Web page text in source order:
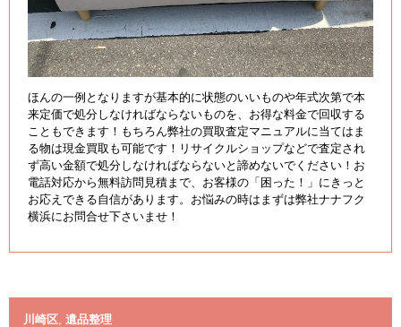
ほんの一例となりますが基本的に状態のいいものや年式次第で本
来定価で処分しなければならないものを、お得な料金で回収する
こともできます！もちろん弊社の買取査定マニュアルに当てはま
る物は現金買取も可能です！リサイクルショップなどで査定され
ず高い金額で処分しなければならないと諦めないでください！お
電話対応から無料訪問見積まで、お客様の「困った！」にきっと
お応えできる自信があります。お悩みの時はまずは弊社ナナフク
横浜にお問合せ下さいませ！
川崎区 遺品整理